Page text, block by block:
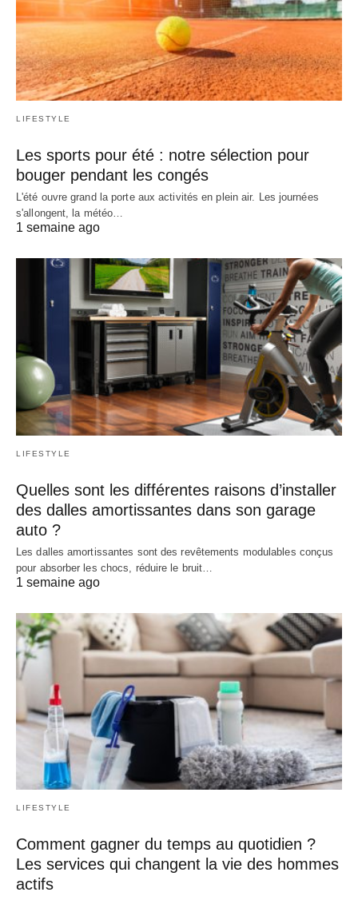
LIFESTYLE
Les sports pour été : notre sélection pour
bouger pendant les congés
L'été ouvre grand la porte aux activités en plein air. Les journées
s'allongent, la météo…
1 semaine ago
LIFESTYLE
Quelles sont les différentes raisons d’installer
des dalles amortissantes dans son garage
auto ?
Les dalles amortissantes sont des revêtements modulables conçus
pour absorber les chocs, réduire le bruit…
1 semaine ago
LIFESTYLE
Comment gagner du temps au quotidien ?
Les services qui changent la vie des hommes
actifs